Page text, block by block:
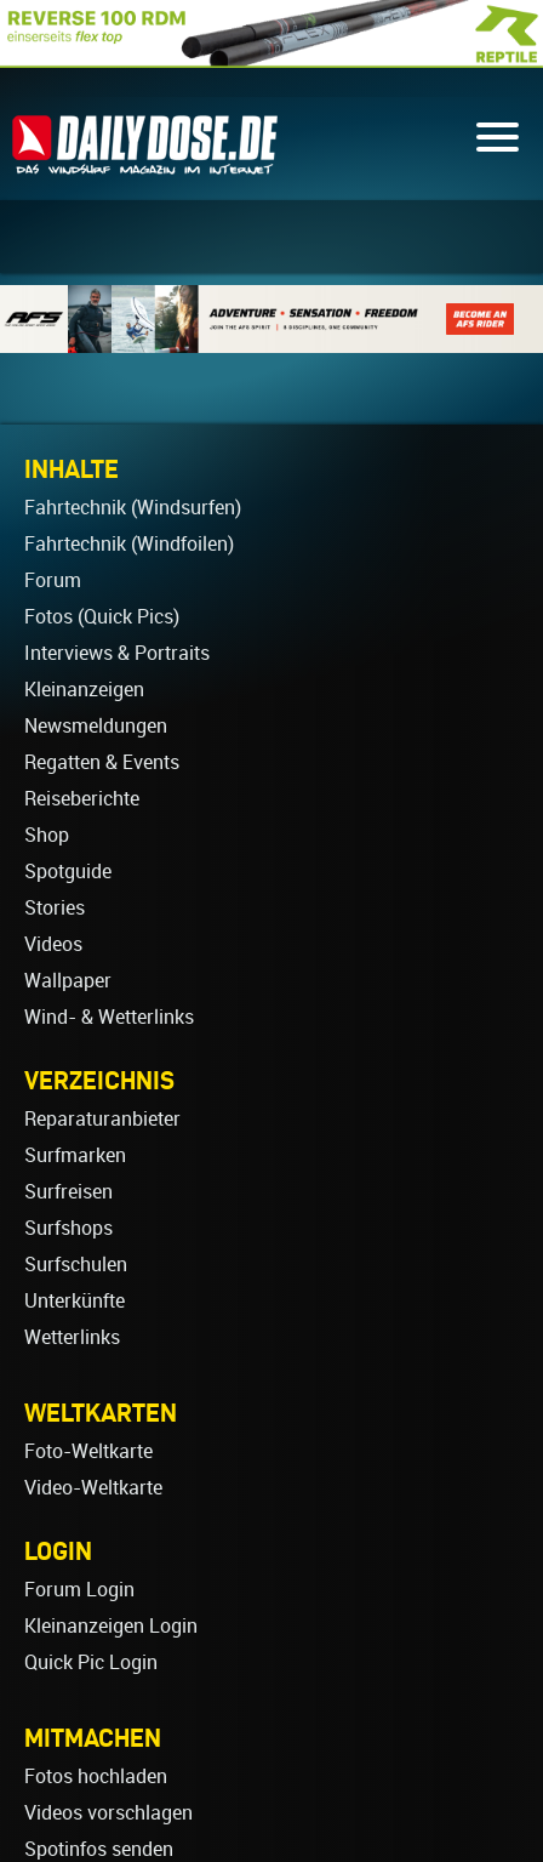
INHALTE
Fahrtechnik (Windsurfen)
Fahrtechnik (Windfoilen)
Forum
Fotos (Quick Pics)
Interviews & Portraits
Kleinanzeigen
Newsmeldungen
Regatten & Events
Reiseberichte
Shop
Spotguide
Stories
Videos
Wallpaper
Wind- & Wetterlinks
VERZEICHNIS
Reparaturanbieter
Surfmarken
Surfreisen
Surfshops
Surfschulen
Unterkünfte
Wetterlinks
WELTKARTEN
Foto-Weltkarte
Video-Weltkarte
LOGIN
Forum Login
Kleinanzeigen Login
Quick Pic Login
MITMACHEN
Fotos hochladen
Videos vorschlagen
Spotinfos senden